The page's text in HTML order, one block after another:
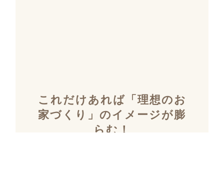
これだけあれば「理想のお
家づくり」のイメージが膨
らむ！